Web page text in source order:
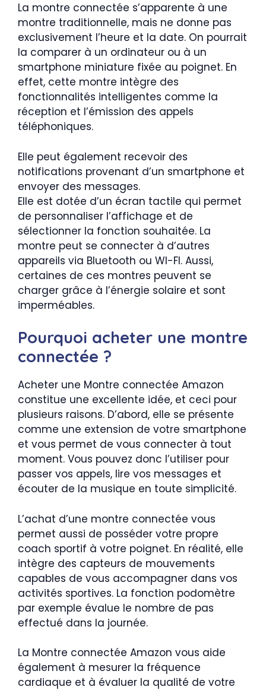
La montre connectée s’apparente à une
montre traditionnelle, mais ne donne pas
exclusivement l’heure et la date. On pourrait
la comparer à un ordinateur ou à un
smartphone miniature fixée au poignet. En
effet, cette montre intègre des
fonctionnalités intelligentes comme la
réception et l’émission des appels
téléphoniques.
Elle peut également recevoir des
notifications provenant d’un smartphone et
envoyer des messages.
Elle est dotée d’un écran tactile qui permet
de personnaliser l’affichage et de
sélectionner la fonction souhaitée. La
montre peut se connecter à d’autres
appareils via Bluetooth ou WI-FI. Aussi,
certaines de ces montres peuvent se
charger grâce à l’énergie solaire et sont
imperméables.
Pourquoi acheter une montre
connectée ?
Acheter une Montre connectée Amazon
constitue une excellente idée, et ceci pour
plusieurs raisons. D’abord, elle se présente
comme une extension de votre smartphone
et vous permet de vous connecter à tout
moment. Vous pouvez donc l’utiliser pour
passer vos appels, lire vos messages et
écouter de la musique en toute simplicité.
L’achat d’une montre connectée vous
permet aussi de posséder votre propre
coach sportif à votre poignet. En réalité, elle
intègre des capteurs de mouvements
capables de vous accompagner dans vos
activités sportives. La fonction podomètre
par exemple évalue le nombre de pas
effectué dans la journée.
La Montre connectée Amazon vous aide
également à mesurer la fréquence
cardiaque et à évaluer la qualité de votre